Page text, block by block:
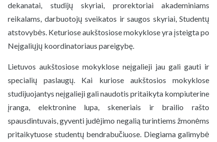
dekanatai, studijų skyriai, prorektoriai akademiniams
reikalams, darbuotojų sveikatos ir saugos skyriai, Studentų
atstovybės. Keturiose aukštosiose mokyklose yra įsteigta po
Neįgaliųjų koordinatoriaus pareigybę.
Lietuvos aukštosiose mokyklose neįgalieji jau gali gauti ir
specialių paslaugų. Kai kuriose aukštosios mokyklose
studijuojantys neįgalieji gali naudotis pritaikyta kompiuterine
įranga, elektronine lupa, skeneriais ir brailio rašto
spausdintuvais, gyventi judėjimo negalią turintiems žmonėms
pritaikytuose studentų bendrabučiuose. Diegiama galimybė